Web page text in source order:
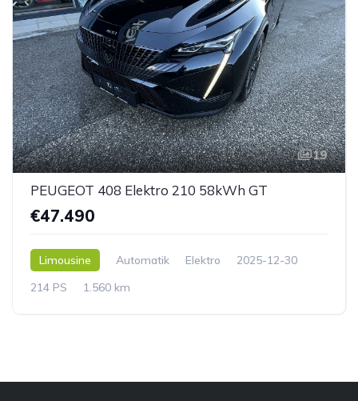
19
PEUGEOT 408 Elektro 210 58kWh GT
€47.490
Limousine Automatik Elektro
2025-12-30
214 PS
1.560 km